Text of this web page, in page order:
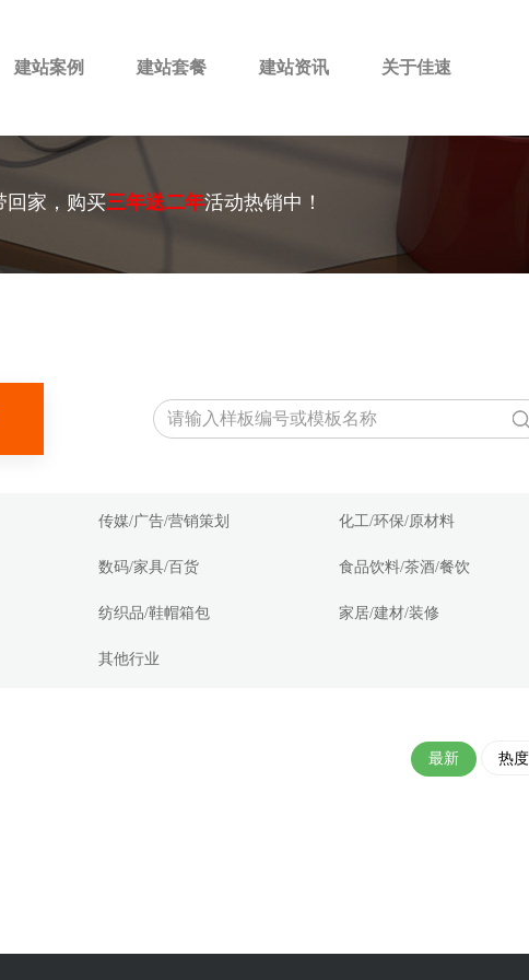
建站案例 建站套餐 建站资讯 关于佳速
回家，购买三年送二年活动热销中！
传媒/广告/营销策划 化工/环保/原材料
数码/家具/百货 食品饮料/茶酒/餐饮
纺织品/鞋帽箱包 家居/建材/装修
其他行业
最新 热度